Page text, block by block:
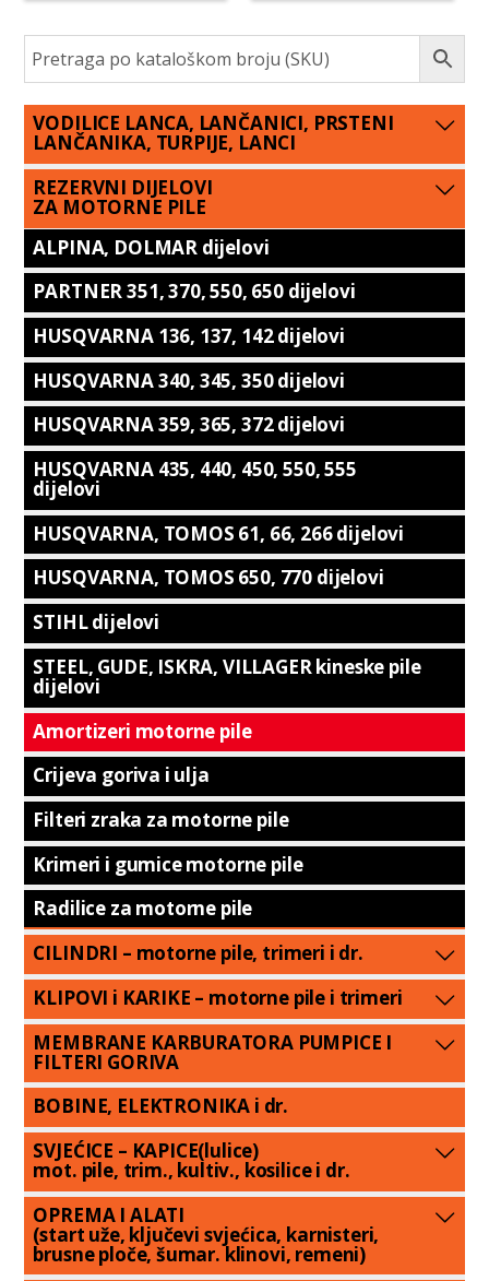
VODILICE LANCA, LANČANICI, PRSTENI
LANČANIKA, TURPIJE, LANCI
REZERVNI DIJELOVI
ZA MOTORNE PILE
ALPINA, DOLMAR dijelovi
PARTNER 351, 370, 550, 650 dijelovi
HUSQVARNA 136, 137, 142 dijelovi
HUSQVARNA 340, 345, 350 dijelovi
HUSQVARNA 359, 365, 372 dijelovi
HUSQVARNA 435, 440, 450, 550, 555
dijelovi
HUSQVARNA, TOMOS 61, 66, 266 dijelovi
HUSQVARNA, TOMOS 650, 770 dijelovi
STIHL dijelovi
STEEL, GUDE, ISKRA, VILLAGER kineske pile
dijelovi
Amortizeri motorne pile
Crijeva goriva i ulja
Filteri zraka za motorne pile
Krimeri i gumice motorne pile
Radilice za motorne pile
CILINDRI – motorne pile, trimeri i dr.
KLIPOVI i KARIKE – motorne pile i trimeri
MEMBRANE KARBURATORA PUMPICE I
FILTERI GORIVA
BOBINE, ELEKTRONIKA i dr.
SVJEĆICE – KAPICE(lulice)
mot. pile, trim., kultiv., kosilice i dr.
OPREMA I ALATI
(start uže, ključevi svjećica, karnisteri,
brusne ploče, šumar. klinovi, remeni)